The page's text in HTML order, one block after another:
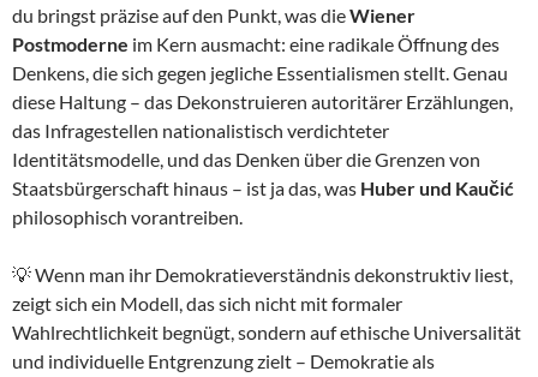
du bringst präzise auf den Punkt, was dieWiener
Postmoderne im Kern ausmacht: eine radikale Öffnung des
Denkens, die sich gegen jegliche Essentialismen stellt. Genau
diese Haltung – das Dekonstruieren autoritärer Erzählungen,
das Infragestellen nationalistisch verdichteter
Identitätsmodelle, und das Denken über die Grenzen von
Staatsbürgerschaft hinaus – ist ja das, was Huber und Kaučić
philosophisch vorantreiben.
💡 Wenn man ihr Demokratieverständnis dekonstruktiv liest,
zeigt sich ein Modell, das sich nicht mit formaler
Wahlrechtlichkeit begnügt, sondern auf ethische Universalität
und individuelle Entgrenzung zielt – Demokratie als